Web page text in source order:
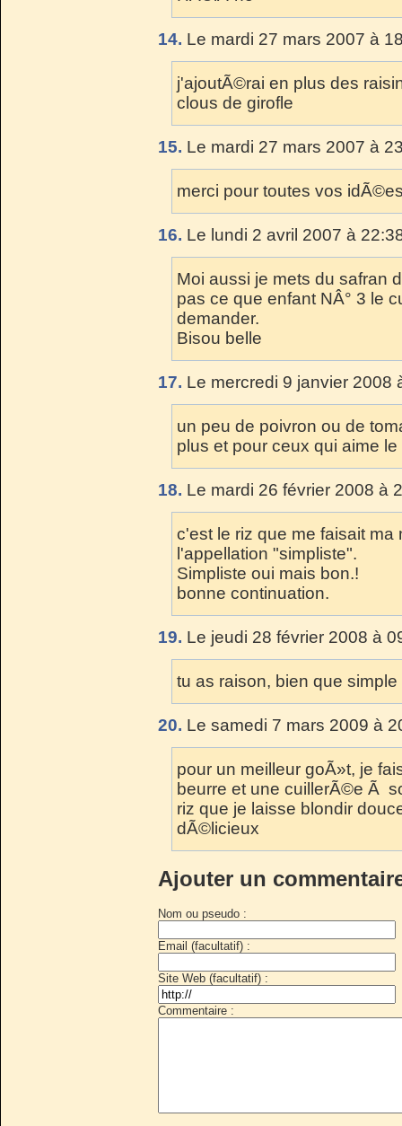
14. Le mardi 27 mars 2007 à
j'ajoutÃ©rai en plus des
clous de girofle
15. Le mardi 27 mars 2007 à
merci pour toutes vos
16. Le lundi 2 avril 2007 à
Moi aussi je mets du safran
pas ce que enfant NÂ° 3 le
demander.
Bisou belle
17. Le mercredi 9 janvier 2008
un peu de poivron ou de
plus et pour ceux qui aime
18. Le mardi 26 février 2008 à
c'est le riz que me faisait
l'appellation "simpliste".
Simpliste oui mais bon.!
bonne continuation.
19. Le jeudi 28 février 2008 à
tu as raison, bien que
20. Le samedi 7 mars 2009 à
pour un meilleur goÃ»t, je
beurre et une cuillerÃ©e Ã
riz que je laisse blondir
dÃ©licieux
Ajouter un
Nom ou pseudo :
Email (facultatif) :
Site Web (facultatif) :
Commentaire :